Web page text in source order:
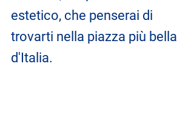
estetico, che penserai di
trovarti nella piazza più bella
d'Italia.